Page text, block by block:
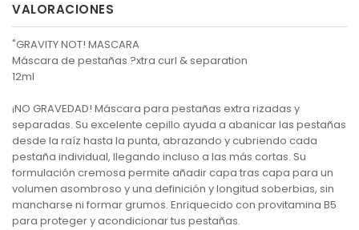
VALORACIONES
"GRAVITY NOT! MASCARA
Máscara de pestañas ?xtra curl & separation
12ml
¡NO GRAVEDAD! Máscara para pestañas extra rizadas y
separadas. Su excelente cepillo ayuda a abanicar las pestañas
desde la raíz hasta la punta, abrazando y cubriendo cada
pestaña individual, llegando incluso a las más cortas. Su
formulación cremosa permite añadir capa tras capa para un
volumen asombroso y una definición y longitud soberbias, sin
mancharse ni formar grumos. Enriquecido con provitamina B5
para proteger y acondicionar tus pestañas.